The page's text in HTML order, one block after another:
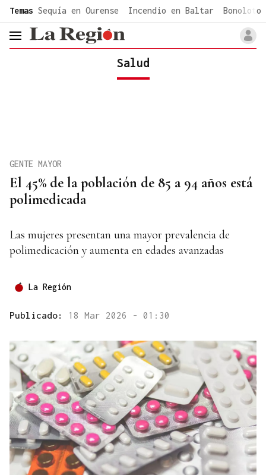
common.go-to-content
Temas Sequía en Ourense Incendio en Baltar Bonoloto
header.menu.open
Salud
El 45% de la población de 85 a 94 años está
polimedicada
GENTE MAYOR
Las mujeres presentan una mayor prevalencia de
polimedicación y aumenta en edades avanzadas
La Región
Publicado: 18 Mar 2026 - 01:30